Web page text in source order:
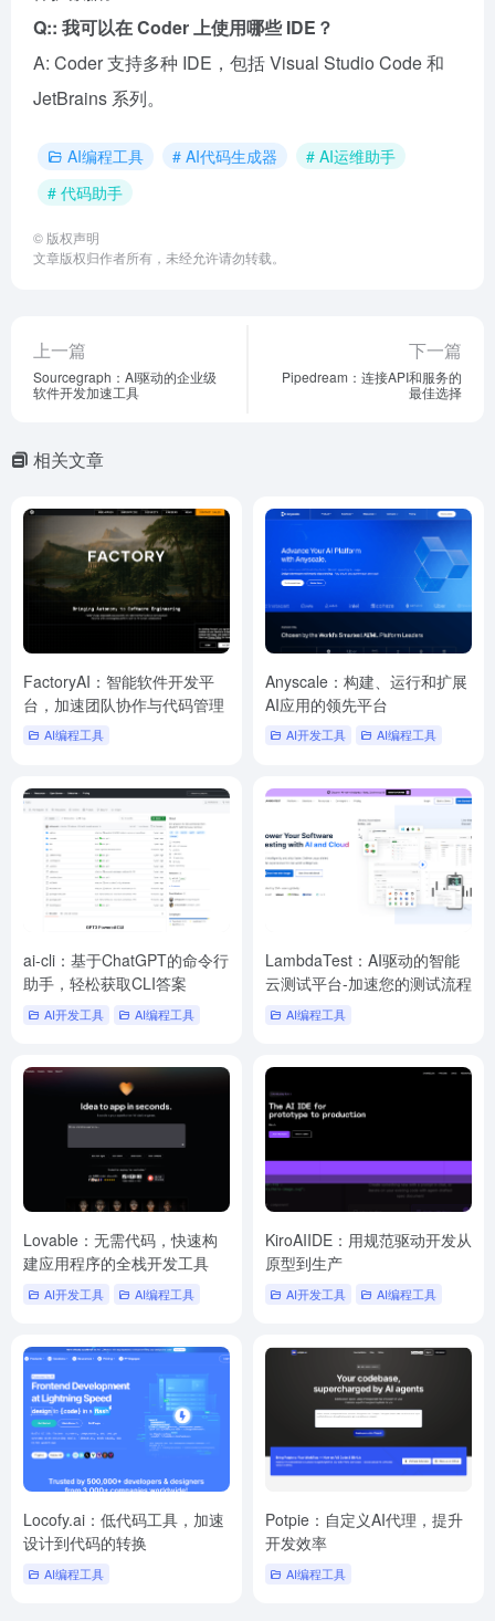
Q:: 我可以在 Coder 上使用哪些 IDE？
A: Coder 支持多种 IDE，包括 Visual Studio Code 和
JetBrains 系列。
AI编程工具 # AI代码生成器
# AI运维助手
# 代码助手
© 版权声明
文章版权归作者所有，未经允许请勿转载。
上一篇
Sourcegraph：AI驱动的企业级
软件开发加速工具
下一篇
Pipedream：连接API和服务的
最佳选择
相关文章
FactoryAI：智能软件开发平
台，加速团队协作与代码管理
AI编程工具
Anyscale：构建、运行和扩展
AI应用的领先平台
AI开发工具 AI编程工具
ai-cli：基于ChatGPT的命令行
助手，轻松获取CLI答案
AI开发工具 AI编程工具
LambdaTest：AI驱动的智能
云测试平台-加速您的测试流程
AI编程工具
Lovable：无需代码，快速构
建应用程序的全栈开发工具
AI开发工具 AI编程工具
KiroAIIDE：用规范驱动开发从
原型到生产
AI开发工具 AI编程工具
Locofy.ai：低代码工具，加速
设计到代码的转换
AI编程工具
Potpie：自定义AI代理，提升
开发效率
AI编程工具